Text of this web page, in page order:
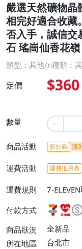
嚴選天然礦物晶
相完好適合收藏
否入手，誠信交
石 瑤崗仙香花嶺
類型：其他/n種類：
定價 $360
數量
商品活動 折扣碼 滿
運費活動 運費抵用券
運費規則
7-
或消費
不付款【
運費$60
費】、宅
付款方式
商品狀況
全新品
所在地區
台北市